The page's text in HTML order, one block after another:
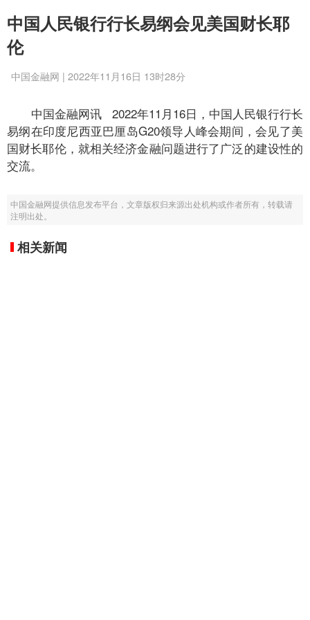
中国人民银行行长易纲会见美国财长耶
伦
中国金融网 | 2022年11月16日 13时28分
中国金融网讯 2022年11月16日，中国人民银行行长
易纲在印度尼西亚巴厘岛G20领导人峰会期间，会见了美
国财长耶伦，就相关经济金融问题进行了广泛的建设性的
交流。
中国金融网提供信息发布平台，文章版权归来源出处机构或作者所有，转载请
注明出处。
相关新闻